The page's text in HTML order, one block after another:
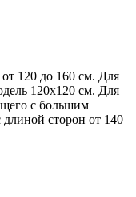
120 до 160 см. Для
120х120 см. Для
с большим
сторон от 140